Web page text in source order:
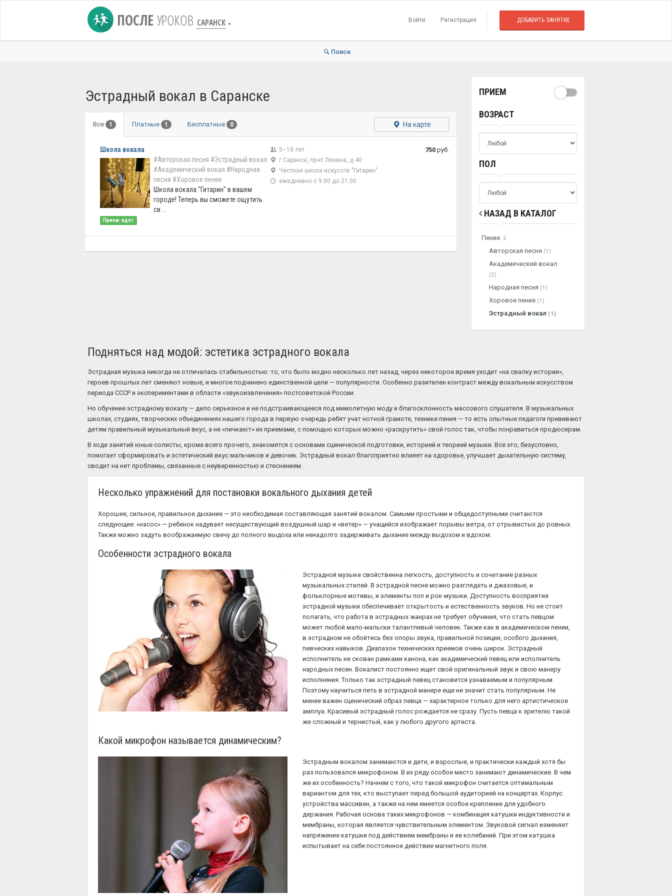
ПОСЛЕ УРОКОВ САРАНСК ▼
Войти Регистрация ДОБАВИТЬ ЗАНЯТИЕ
Поиск
Эстрадный вокал в Саранске
Все 1 Платные 1 Бесплатные 0 На карте
Школа вокала
#Авторская песня #Эстрадный вокал
#Академический вокал #Народная
песня #Хоровое пение
Школа вокала "Гитарин" в вашем
городе! Теперь вы сможете ощутить
св ...
Прием: идет
5–18 лет
г Саранск, пр-кт Ленина, д 40
Частная школа искусств "Гитарин"
ежедневно с 9.00 до 21.00
750руб.
ПРИЕМ
ВОЗРАСТ
ПОЛ
НАЗАД В КАТАЛОГ
Пение 2
Авторская песня (1)
Академический вокал
(2)
Народная песня (1)
Хоровое пение (1)
Эстрадный вокал (1)
Подняться над модой: эстетика эстрадного вокала
Эстрадная музыка никогда не отличалась стабильностью: то, что было модно несколько лет назад, через некоторое время уходит «на свалку истории»,
героев прошлых лет сменяют новые, и многое подчинено единственной цели — популярности. Особенно разителен контраст между вокальным искусством
периода СССР и экспериментами в области «звукоизвлечения» постсоветской России.
Но обучение эстрадному вокалу — дело серьезное и не подстраивающееся под мимолетную моду и благосклонность массового слушателя. В музыкальных
школах, студиях, творческих объединениях нашего города в первую очередь ребят учат нотной грамоте, технике пения — то есть опытные педагоги прививают
детям правильный музыкальный вкус, а не «пичкают» их приемами, с помощью которых можно «раскрутить» свой голос так, чтобы понравиться продюсерам.
В ходе занятий юные солисты, кроме всего прочего, знакомятся с основами сценической подготовки, историей и теорией музыки. Все это, безусловно,
помогает сформировать и эстетический вкус мальчиков и девочек. Эстрадный вокал благоприятно влияет на здоровье, улучшает дыхательную систему,
сводит на нет проблемы, связанные с неуверенностью и стеснением.
Несколько упражнений для постановки вокального дыхания детей
Хорошее, сильное, правильное дыхание — это необходимая составляющая занятий вокалом. Самыми простыми и общедоступными считаются
следующие: «насос» — ребенок надувает несуществующий воздушный шар и «ветер» — учащийся изображает порывы ветра, от отрывистых до ровных.
Также можно задуть воображаемую свечу до полного выдоха или ненадолго задерживать дыхание между выдохом и вдохом.
Особенности эстрадного вокала
Эстрадной музыке свойственна легкость, доступность и сочетание разных
музыкальных стилей. В эстрадной песне можно разглядеть и джазовые, и
фольклорные мотивы, и элементы поп и рок-музыки. Доступность восприятия
эстрадной музыки обеспечивает открытость и естественность звуков. Но не стоит
полагать, что работа в эстрадных жанрах не требует обучения, что стать певцом
может любой мало-мальски талантливый человек. Также как в академическом пении,
в эстрадном не обойтись без опоры звука, правильной позиции, особого дыхания,
певческих навыков. Диапазон технических приемов очень широк. Эстрадный
исполнитель не скован рамками канона, как академический певец или исполнитель
народных песен. Вокалист постоянно ищет свой оригинальный звук и свою манеру
исполнения. Только так эстрадный певец становится узнаваемым и популярным.
Поэтому научиться петь в эстрадной манере еще не значит стать популярным. Не
менее важен сценический образ певца — характерное только для него артистическое
амплуа. Красивый эстрадный голос рождается не сразу. Пусть певца к зрителю такой
же сложный и тернистый, как у любого другого артиста.
Какой микрофон называется динамическим?
Эстрадным вокалом занимаются и дети, и взрослые, и практически каждый хотя бы
раз пользовался микрофоном. В их ряду особое место занимают динамические. В чем
же их особенность? Начнем с того, что такой микрофон считается оптимальным
вариантом для тех, кто выступает перед большой аудиторией на концертах. Корпус
устройства массивен, а также на нем имеется особое крепление для удобного
держания. Рабочая основа таких микрофонов — комбинация катушки индуктивности и
мембраны, которая является чувствительным элементом. Звуковой сигнал изменяет
напряжение катушки под действием мембраны и ее колебаний. При этом катушка
испытывает на себе постоянное действие магнитного поля.